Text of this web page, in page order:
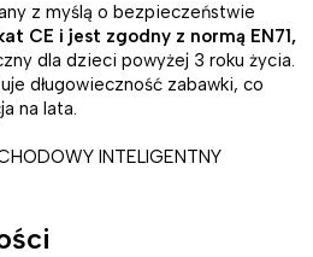
z myślą o bezpieczeństwie
CE i jest zgodny z normą EN71,
dla dzieci powyżej 3 roku życia.
długowieczność zabawki, co
na lata.